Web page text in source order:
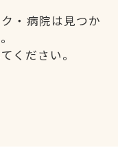
・病院は見つか
ください。